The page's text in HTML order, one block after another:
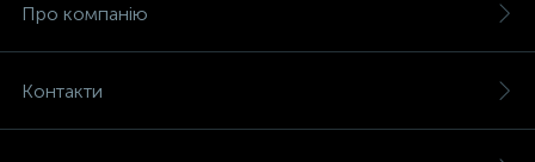
Про компанію
Контакти